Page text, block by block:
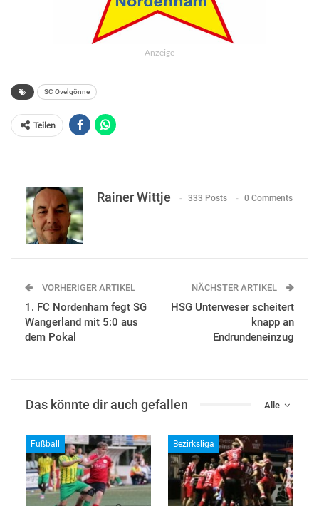
Anzeige
SC Ovelgönne
Teilen
Rainer Wittje 333 Posts 0 Comments
VORHERIGER ARTIKEL
1. FC Nordenham fegt SG
Wangerland mit 5:0 aus
dem Pokal
NÄCHSTER ARTIKEL
HSG Unterweser scheitert
knapp an
Endrundeneinzug
Alle
Das könnte dir auch gefallen
Fußball Bezirksliga